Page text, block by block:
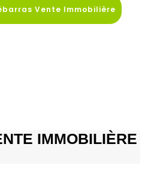
Vente Immobilière
IMMOBILIÈRE